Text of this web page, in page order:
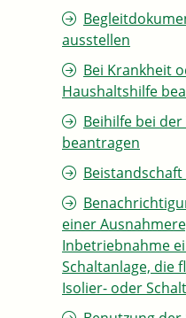
ausstellen
Bei Krankheit
Haushaltshilfe
Beihilfe bei
beantragen
einer
Inbetriebnahme
Schaltanlage, die
Isolier- oder